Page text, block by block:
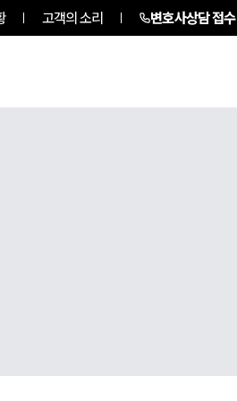
고객의 소리 변호사상담 접수